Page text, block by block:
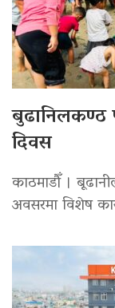
बुढानिलकण्ठ
दिवस
काठमाडौँ ।
अवसरमा विशेष